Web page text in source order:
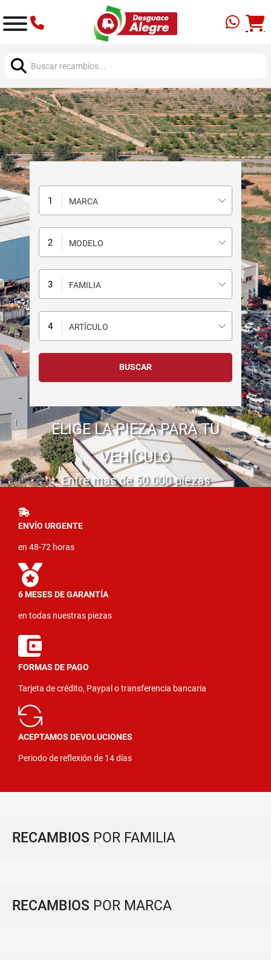
MARCA
MODELO
FAMILIA
ARTÍCULO
ELIGE LA PIEZA PARA TU
VEHÍCULO
Entre mas de 50.000 piezas
ENVÍO URGENTE
en 48-72 horas
6 MESES DE GARANTÍA
en todas nuestras piezas
FORMAS DE PAGO
Tarjeta de crédito, Paypal o transferencia bancaria
ACEPTAMOS DEVOLUCIONES
Periodo de reflexión de 14 días
RECAMBIOS POR FAMILIA
RECAMBIOS POR MARCA